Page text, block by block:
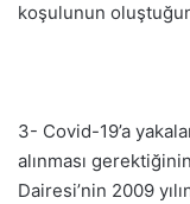
koşulunun
3- Covid-19’a
alınması
Dairesi’nin 2009